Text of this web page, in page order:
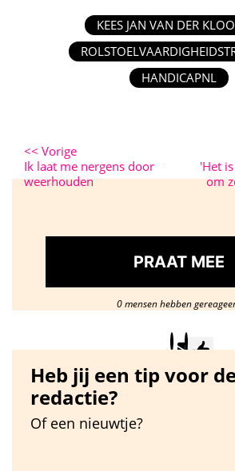
KEES JAN VAN DER
HANDICAPNL
<< Vorige
Ik laat me nergens door
weerhouden
'Het
om
PRAAT MEE
0 mensen hebben
Heb jij een tip voor
redactie?
Of een nieuwtje?